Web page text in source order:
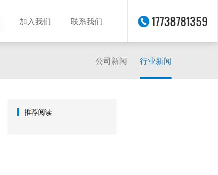
加入我们 联系我们 17738781359
公司新闻 行业新闻
推荐阅读